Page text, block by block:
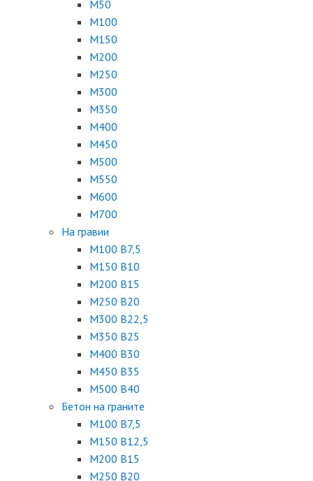
М50
М100
М150
М200
М250
М300
М350
М400
М450
М500
М550
М600
М700
На гравии
М100 B7,5
М150 B10
М200 B15
М250 B20
М300 B22,5
М350 B25
М400 B30
М450 B35
М500 B40
Бетон на граните
М100 B7,5
М150 B12,5
М200 B15
М250 B20